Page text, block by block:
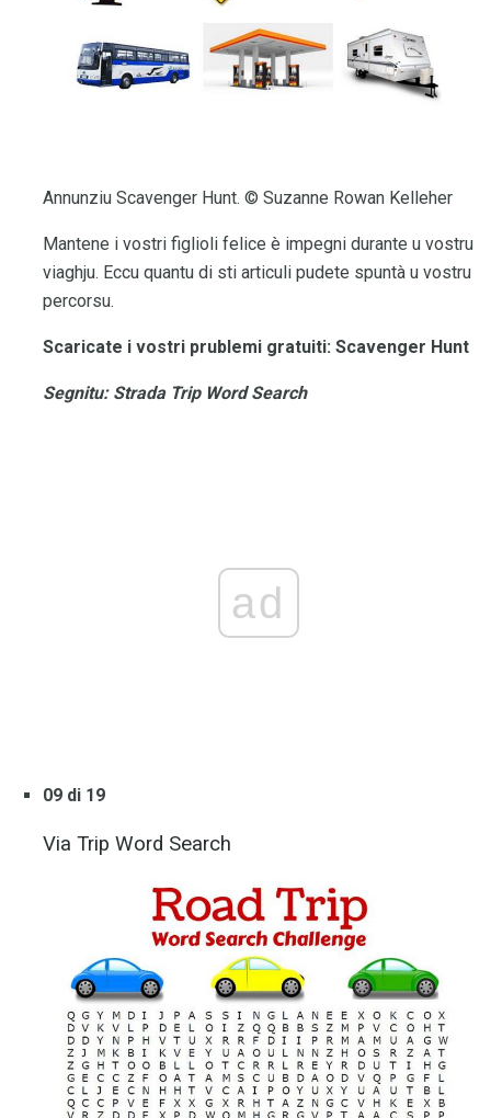
Annunziu Scavenger Hunt. © Suzanne Rowan Kelleher
Mantene i vostri figlioli felice è impegni durante u vostru
viaghju. Eccu quantu di sti articuli pudete spuntà u vostru
percorsu.
Scaricate i vostri prublemi gratuiti: Scavenger Hunt
Segnitu: Strada Trip Word Search
ad
09 di 19
Via Trip Word Search